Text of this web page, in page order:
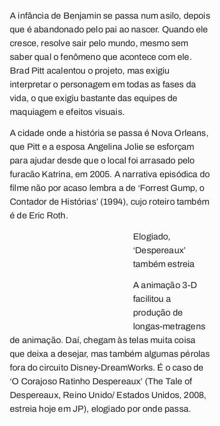
A infância de Benjamin se passa num asilo, depois
que é abandonado pelo pai ao nascer. Quando ele
cresce, resolve sair pelo mundo, mesmo sem
saber qual o fenômeno que acontece com ele.
Brad Pitt acalentou o projeto, mas exigiu
interpretar o personagem em todas as fases da
vida, o que exigiu bastante das equipes de
maquiagem e efeitos visuais.
A cidade onde a história se passa é Nova Orleans,
que Pitt e a esposa Angelina Jolie se esforçam
para ajudar desde que o local foi arrasado pelo
furacão Katrina, em 2005. A narrativa episódica do
filme não por acaso lembra a de ‘Forrest Gump, o
Contador de Histórias’ (1994), cujo roteiro também
é de Eric Roth.
Elogiado,
‘Despereaux’
também estreia
A animação 3-D
facilitou a
produção de
longas-metragens
de animação. Daí, chegam às telas muita coisa
que deixa a desejar, mas também algumas pérolas
fora do circuito Disney-DreamWorks. É o caso de
‘O Corajoso Ratinho Despereaux’ (The Tale of
Despereaux, Reino Unido/ Estados Unidos, 2008,
estreia hoje em JP), elogiado por onde passa.